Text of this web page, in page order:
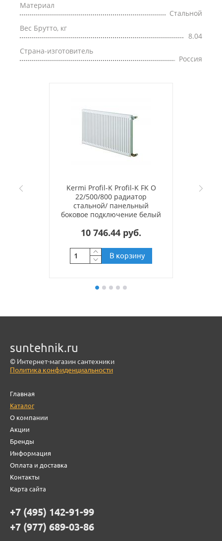
Материал
Стальной
Вес Брутто, кг
8.04
Страна-изготовитель
Россия
Kermi Profil-K Profil-K FK O
22/500/800 радиатор
стальной/ панельный
боковое подключение белый
10 746.44 руб.
В корзину
suntehnik.ru
© Интернет-магазин сантехники
Политика конфиденциальности
Главная
Каталог
О компании
Акции
Бренды
Информация
Оплата и доставка
Контакты
Карта сайта
+7 (495) 142-91-99
+7 (977) 689-03-86